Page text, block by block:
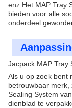
enz.Het MAP Tray
bieden voor alle
onderdeel
Jacpack MAP Tray
Als u op zoek bent
betrouwbaar
Sealing System
dienblad te